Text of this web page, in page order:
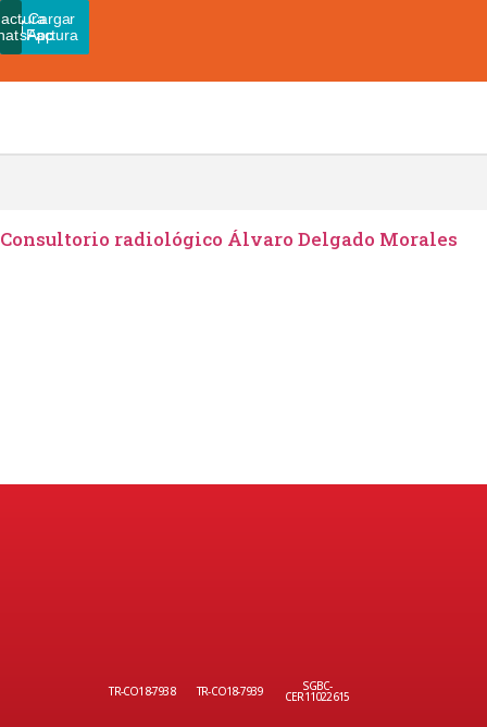
Pagar
Admin
Cargar
Factura
Consultorio radiológico Álvaro Delgado Morales
TR-CO18-7938 TR-CO18-7939 SGBC-
CER11022615